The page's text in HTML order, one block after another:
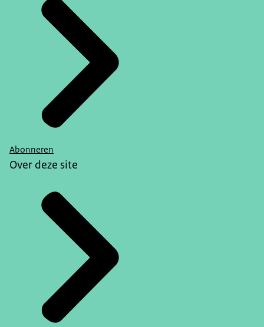
Abonneren
Over deze site